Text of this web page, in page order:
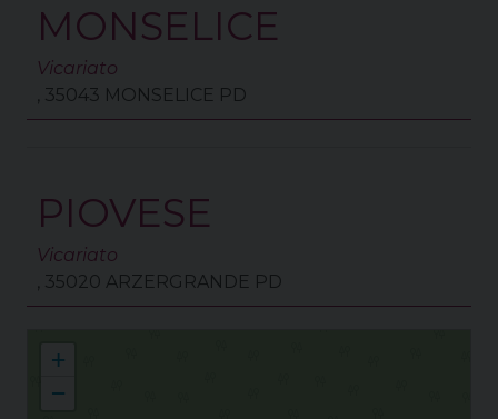
MONSELICE
Vicariato
, 35043 MONSELICE PD
PIOVESE
Vicariato
, 35020 ARZERGRANDE PD
+
−